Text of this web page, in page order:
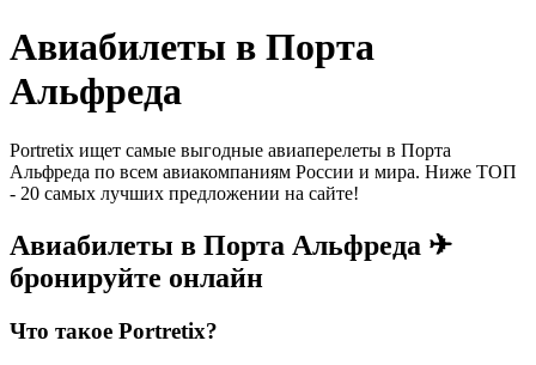
Авиабилеты в Порта
Альфреда
Portretix ищет самые выгодные авиаперелеты в Порта
Альфреда по всем авиакомпаниям России и мира. Ниже ТОП
- 20 самых лучших предложении на сайте!
Авиабилеты в Порта Альфреда ✈
бронируйте онлайн
Что такое Portretix?